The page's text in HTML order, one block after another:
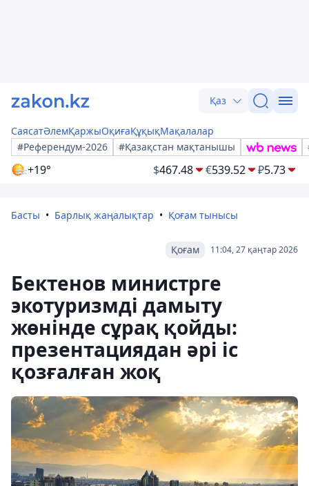
Қаз
СаясатӘлемҚаржыОқиғаҚұқықМақалалар
#Референдум-2026
#Қазақстан мақтанышы
+19° $467.48 €539.52 ₽5.73
Басты Барлық жаңалықтар Қоғам тынысы
11:04, 27 қаңтар 2026
Қоғам
Бектенов министрге
экотуризмді дамыту
жөнінде сұрақ қойды:
презентациядан әрі іс
қозғалған жоқ